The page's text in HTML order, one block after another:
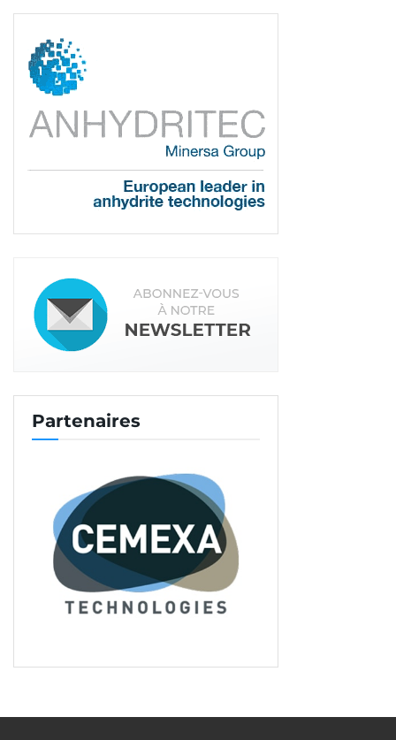
l’inspection du travail peut venir s’en mêler. Et
recourir à une amende administrative, sans
automatiquement passer par la case tribunal.
Deux types de mesures pourront alors être
appliquées. Soit un avertissement, soit une
amende administrative. Avec un barème
conséquent pouvant aller jusqu’à 4 000 € par
salarié concerné, une majoration possible en cas
de récidive et des pénalités supplémentaires en
cas de manquements répétés. Cette évolution
contre les fraudes sociales et fiscales, adopté le 5
mai 2026 et prochainement applicable.
Suivez-nous sur
Partenaires